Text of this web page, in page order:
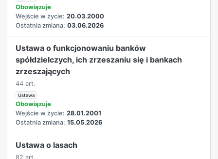
Obowiązuje
Wejście w życie: 20.03.2000
Ostatnia zmiana: 03.06.2026
Ustawa o funkcjonowaniu banków
spółdzielczych, ich zrzeszaniu się i bankach
zrzeszających
44 art.
Ustawa
Obowiązuje
Wejście w życie: 28.01.2001
Ostatnia zmiana: 15.05.2026
Ustawa o lasach
82 art.